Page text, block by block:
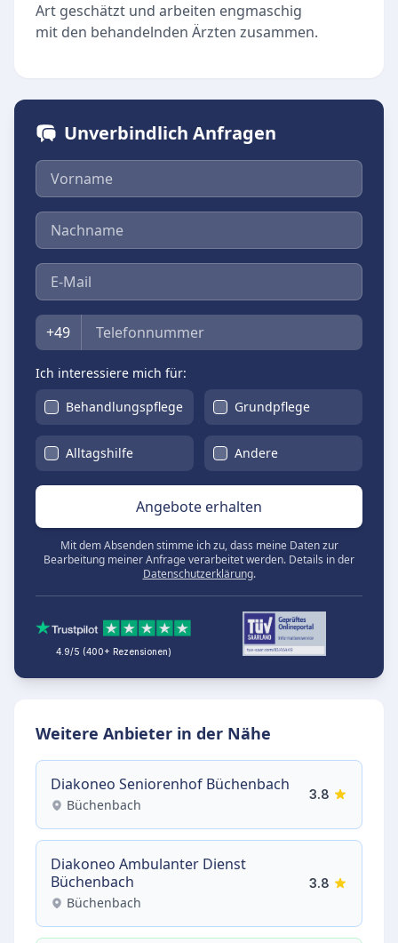
Art geschätzt und arbeiten engmaschig
mit den behandelnden Ärzten zusammen.
Unverbindlich Anfragen
Vorname
Nachname
E-Mail
Telefon
+49
Ich interessiere mich für:
Behandlungspflege
Grundpflege
Alltagshilfe Andere
Angebote erhalten
Mit dem Absenden stimme ich zu, dass meine Daten zur
Bearbeitung meiner Anfrage verarbeitet werden. Details in der
Datenschutzerklärung.
4.9/5 (400+ Rezensionen)
Weitere Anbieter in der Nähe
Diakoneo Seniorenhof Büchenbach
Büchenbach
3.8
Diakoneo Ambulanter Dienst
Büchenbach
Büchenbach
3.8